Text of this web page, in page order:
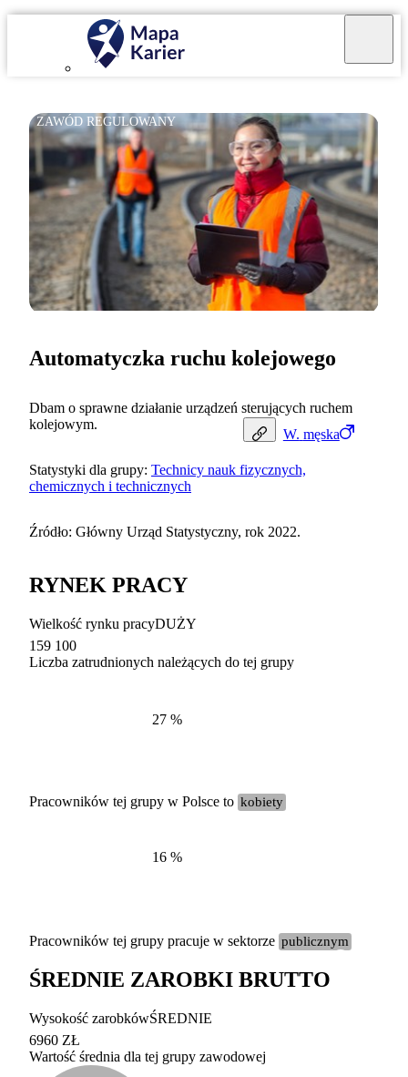
ZAWÓD REGULOWANY
W. męska
Automatyczka ruchu kolejowego
Dbam o sprawne działanie urządzeń sterujących ruchem
kolejowym.
Statystyki dla grupy: Technicy nauk fizycznych,
chemicznych i technicznych
Źródło: Główny Urząd Statystyczny, rok 2022.
RYNEK PRACY
Etykieta
duży
100-200 tysięcy
Wielkość rynku pracyDUŻY
159 100
Liczba zatrudnionych należących do tej grupy
27 %
Pracowników tej grupy w Polsce to kobiety
16 %
Pracowników tej grupy pracuje w sektorze publicznym
ŚREDNIE ZAROBKI BRUTTO
Wysokość zarobkówŚREDNIE
6960 ZŁ
Wartość średnia dla tej grupy zawodowej